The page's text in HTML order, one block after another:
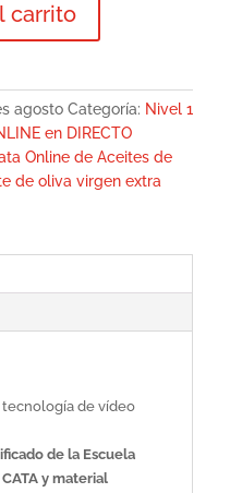
carrito
agosto Categoría: Nivel 1
en DIRECTO
Online de Aceites de
de oliva virgen extra
de vídeo
de la Escuela
y material